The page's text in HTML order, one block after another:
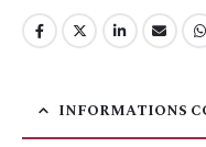
INFORMATIONS